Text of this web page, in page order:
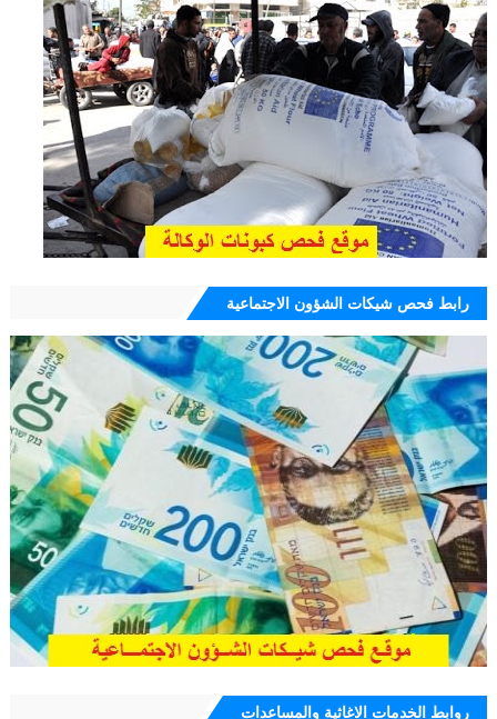
رابط فحص شيكات الشؤون الاجتماعية
روابط الخدمات الاغاثية والمساعدات